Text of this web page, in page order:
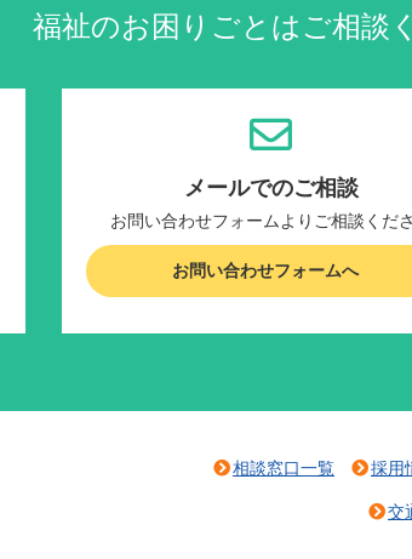
福祉のお困りごとはご相談
メールでのご相談
お問い合わせフォームよりご相談くだ
お問い合わせフォームへ
相談窓口一覧 採用
交